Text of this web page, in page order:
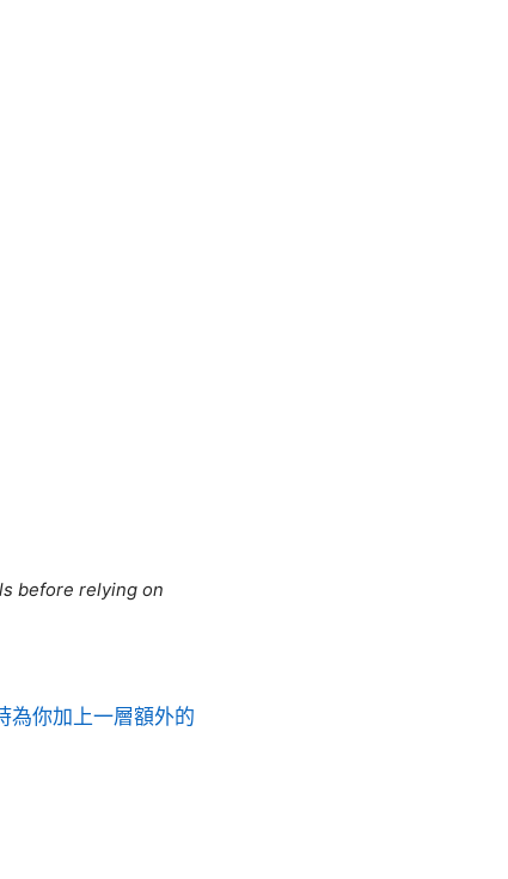
before relying on
你加上一層額外的